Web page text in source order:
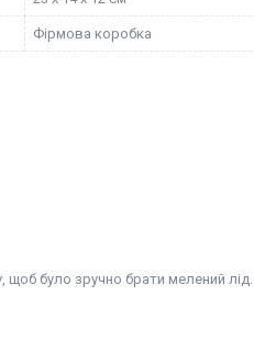
Фірмова коробка
було зручно брати мелений лід.